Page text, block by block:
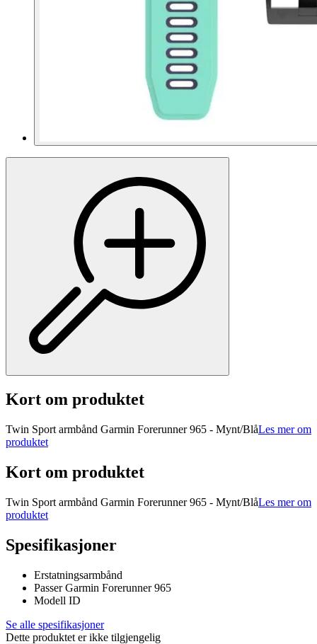
Kort om produktet
Twin Sport armbånd Garmin Forerunner 965 - Mynt/BlåLes mer om
produktet
Kort om produktet
Twin Sport armbånd Garmin Forerunner 965 - Mynt/BlåLes mer om
produktet
Spesifikasjoner
Erstatningsarmbånd
Passer Garmin Forerunner 965
Modell ID
Se alle spesifikasjoner
Dette produktet er ikke tilgjengelig